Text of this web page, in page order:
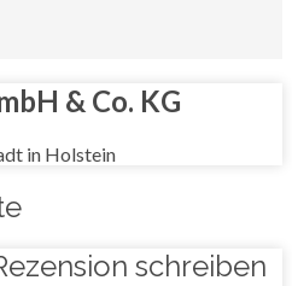
& Co. KG
in Holstein
schreiben